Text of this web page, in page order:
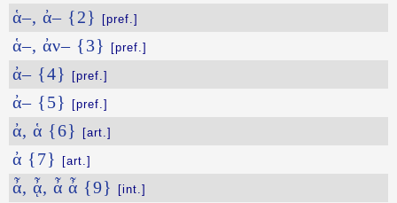
ἁ–, ἀ– {2} [pref.]
ἁ–, ἀν– {3} [pref.]
ἀ– {4} [pref.]
ἀ– {5} [pref.]
ἀ, ἁ {6} [art.]
ἀ {7} [art.]
ἆ, ᾆ, ἆ ἆ {9} [int.]